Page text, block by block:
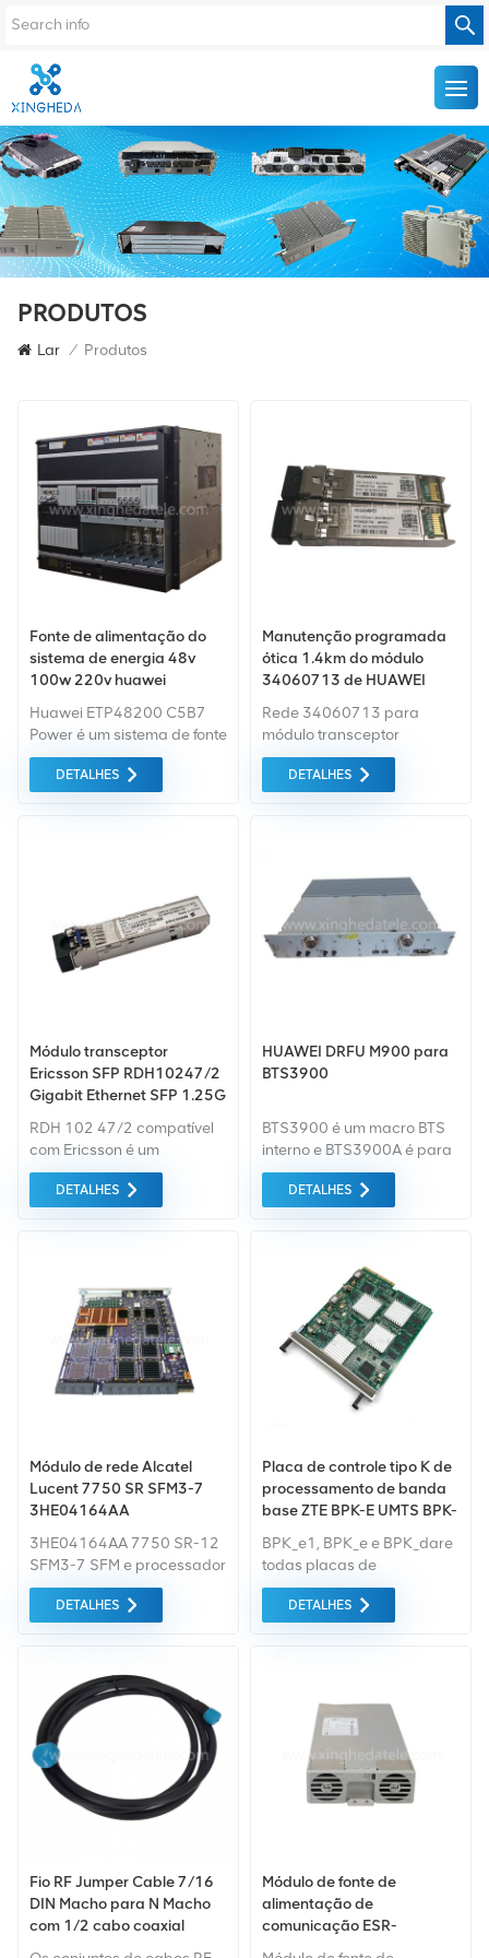
PRODUTOS
Lar / Produtos
Fonte de alimentação do
sistema de energia 48v
100w 220v huawei
Huawei ETP48200 C5B7
Power é um sistema de fonte
de alimentação de
comutação incorporado.
configurado com módulo
DETALHES
Manutenção programada
ótica 1.4km do módulo
34060713 de HUAWEI
Rede 34060713 para
módulo transceptor
HUAWEI Fibra óptica SFP+
1310 nm
DETALHES
Módulo transceptor
Ericsson SFP RDH10247/2
Gigabit Ethernet SFP 1.25G
RDH 102 47/2 compatível
com Ericsson é um
transceptor SFP (Small
Form Factor Pluggable),
de fibra dupla de modo
de 12 dB.
DETALHES
HUAWEI DRFU M900 para
BTS3900
BTS3900 é um macro BTS
interno e BTS3900A é para
ambientes externos. Esta
estação base apresenta
transmissão, maior
DETALHES
Módulo de rede Alcatel
Lucent 7750 SR SFM3-7
3HE04164AA
3HE04164AA 7750 SR-12
SFM3-7 SFM e processador
de controle
3HE04164AAAE 02
DETALHES
Placa de controle tipo K de
processamento de banda
base ZTE BPK-E UMTS BPK-
B8300
BPK_e1, BPK_e e BPK_dare
todas placas de
processamento de banda
base UMTS, processando o
e o protocolo de quadro
DETALHES
Fio RF Jumper Cable 7/16
DIN Macho para N Macho
com 1/2 cabo coaxial
Módulo de fonte de
alimentação de
comunicação ESR-